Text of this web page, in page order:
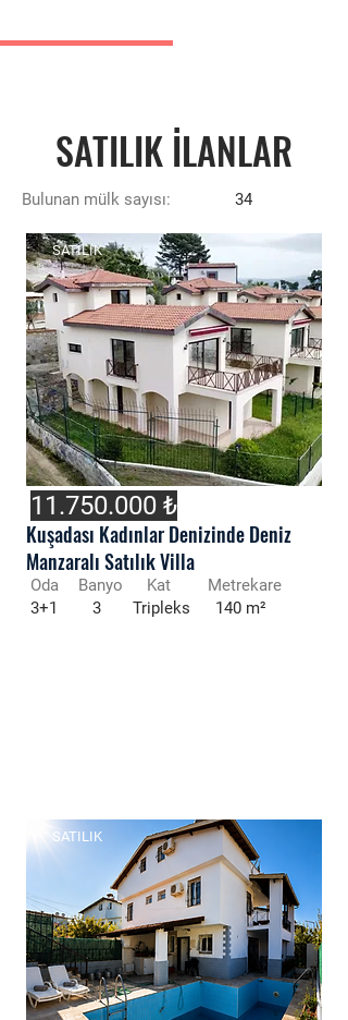
SATILIK İLANLAR
Bulunan mülk sayısı: 34
SATILIK
11.750.000₺
Kuşadası Kadınlar Denizinde Deniz
Manzaralı Satılık Villa
Oda
3+1
Banyo
3
Kat
Tripleks
Metrekare
140 m²
SATILIK